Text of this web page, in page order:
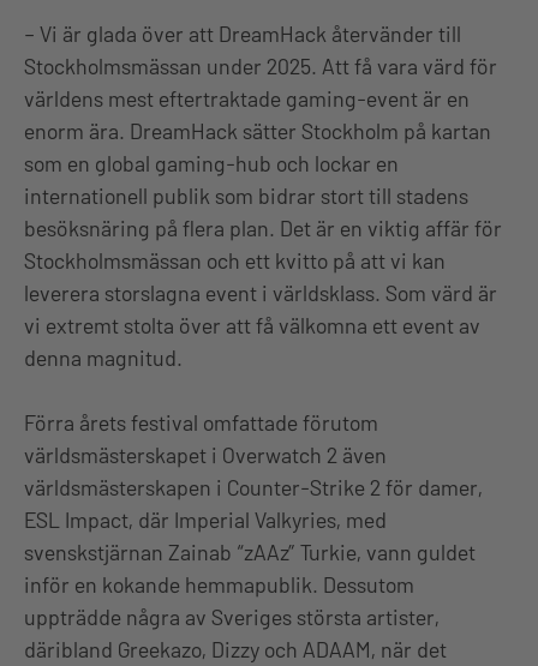
– Vi är glada över att DreamHack återvänder till
Stockholmsmässan under 2025. Att få vara värd för
världens mest eftertraktade gaming-event är en
enorm ära. DreamHack sätter Stockholm på kartan
som en global gaming-hub och lockar en
internationell publik som bidrar stort till stadens
besöksnäring på flera plan. Det är en viktig affär för
Stockholmsmässan och ett kvitto på att vi kan
leverera storslagna event i världsklass. Som värd är
vi extremt stolta över att få välkomna ett event av
denna magnitud.
Förra årets festival omfattade förutom
världsmästerskapet i Overwatch 2 även
världsmästerskapen i Counter-Strike 2 för damer,
ESL Impact, där Imperial Valkyries, med
svenskstjärnan Zainab “zAAz” Turkie, vann guldet
inför en kokande hemmapublik. Dessutom
uppträdde några av Sveriges största artister,
däribland Greekazo, Dizzy och ADAAM, när det